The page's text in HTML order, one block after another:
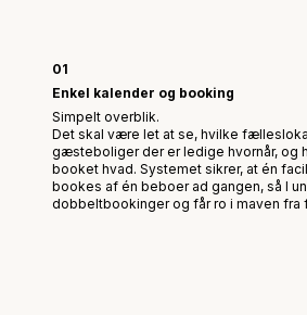
01
Enkel kalender og booking
Simpelt overblik.
Det skal være let at se, hvilke
gæsteboliger der er ledige hvornår, og
booket hvad. Systemet sikrer, at én
bookes af én beboer ad gangen, så I
dobbeltbookinger og får ro i maven fra